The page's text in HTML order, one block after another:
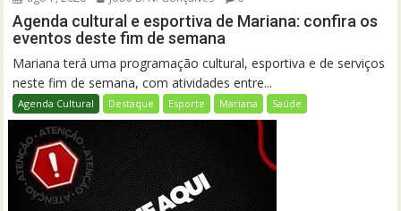
Agenda cultural e esportiva de Mariana: confira os
eventos deste fim de semana
Mariana terá uma programação cultural, esportiva e de serviços
neste fim de semana, com atividades entre...
Agenda Cultural Destaque Esporte Mariana Saúde